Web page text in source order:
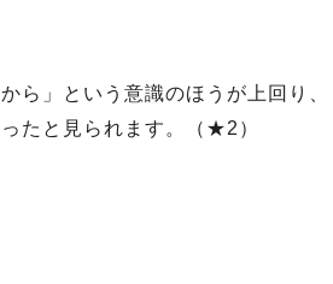
ら」という意識のほうが上回り、
たと見られます。（★2）